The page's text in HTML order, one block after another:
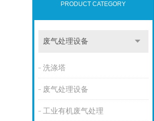
PRODUCT CATEGORY
废气处理设备
洗涤塔
废气处理设备
工业有机废气处理